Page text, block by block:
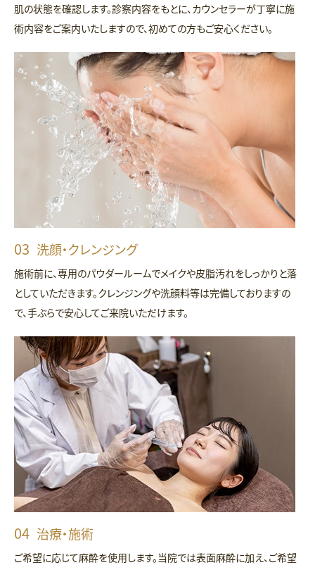
肌の状態を確認します。診察内容をもとに、カウンセラーが丁寧に施
術内容をご案内いたしますので、初めての方もご安心ください。
洗顔・クレンジング
施術前に、専用のパウダールームでメイクや皮脂汚れをしっかりと落
としていただきます。クレンジングや洗顔料等は完備しておりますの
で、手ぶらで安心してご来院いただけます。
治療・施術
ご希望に応じて麻酔を使用します。当院では表面麻酔に加え、ご希望